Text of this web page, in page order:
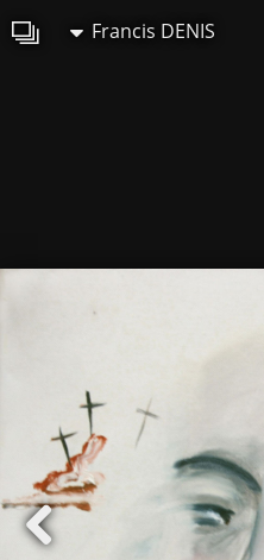
Francis DENIS